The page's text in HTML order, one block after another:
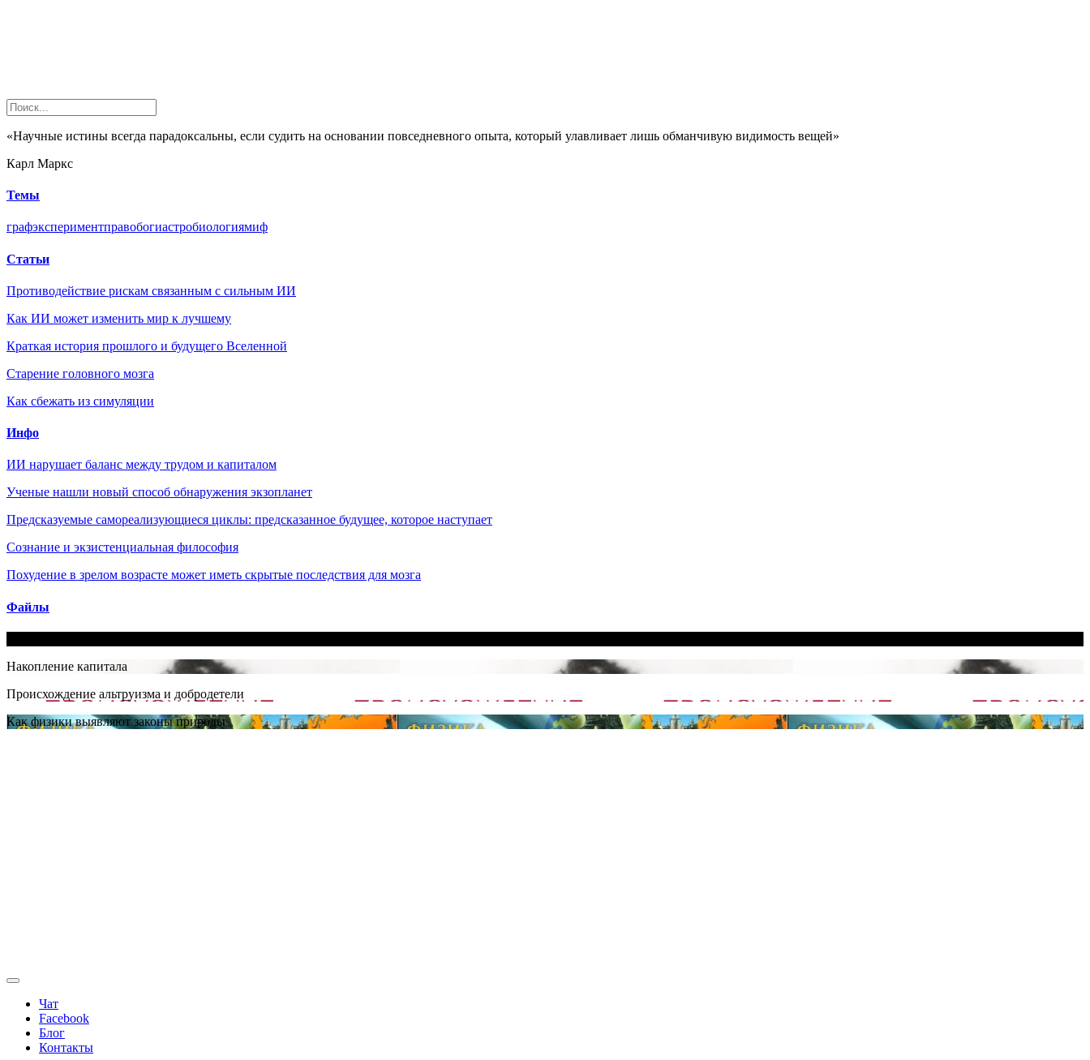
«Научные истины всегда парадоксальны, если судить на основании повседневного опыта, который улавливает лишь обманчивую видимость вещей»
Карл Маркс
Темы
графэкспериментправобогиастробиологиямиф
Статьи
Противодействие рискам связанным с сильным ИИ
Как ИИ может изменить мир к лучшему
Краткая история прошлого и будущего Вселенной
Старение головного мозга
Как сбежать из симуляции
Инфо
ИИ нарушает баланс между трудом и капиталом
Ученые нашли новый способ обнаружения экзопланет
Предсказуемые самореализующиеся циклы: предсказанное будущее, которое наступает
Сознание и экзистенциальная философия
Похудение в зрелом возрасте может иметь скрытые последствия для мозга
Файлы
Накопление капитала
Происхождение альтруизма и добродетели
Как физики выявляют законы природы
Чат
Facebook
Блог
Контакты